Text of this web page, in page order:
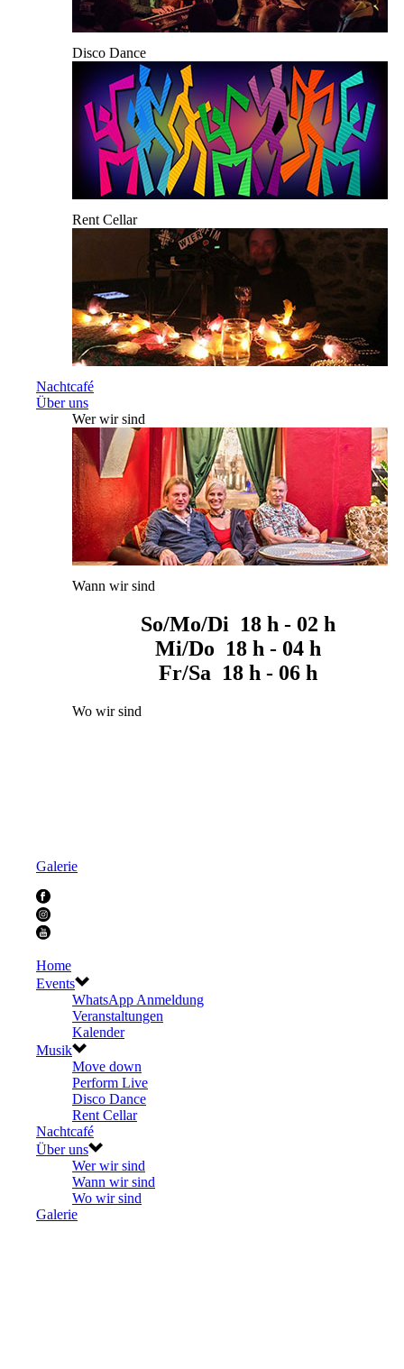
Disco Dance
Rent Cellar
Nachtcafé
Über uns
Wer wir sind
Wann wir sind
So/Mo/Di 18 h - 02 h
Mi/Do 18 h - 04 h
Fr/Sa 18 h - 06 h
Wo wir sind
Galerie
Home
Events
WhatsApp Anmeldung
Veranstaltungen
Kalender
Musik
Move down
Perform Live
Disco Dance
Rent Cellar
Nachtcafé
Über uns
Wer wir sind
Wann wir sind
Wo wir sind
Galerie